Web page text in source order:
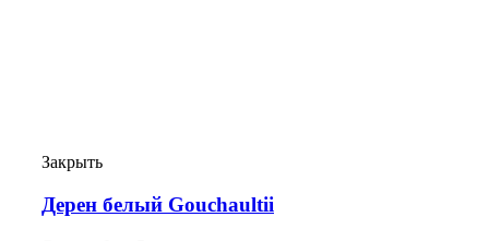
Закрыть
Дерен белый Gouchaultii